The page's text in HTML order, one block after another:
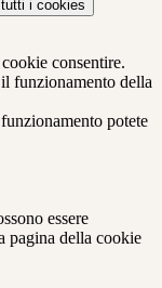
i cookies
consentire.
funzionamento della
potete
essere
pagina della cookie